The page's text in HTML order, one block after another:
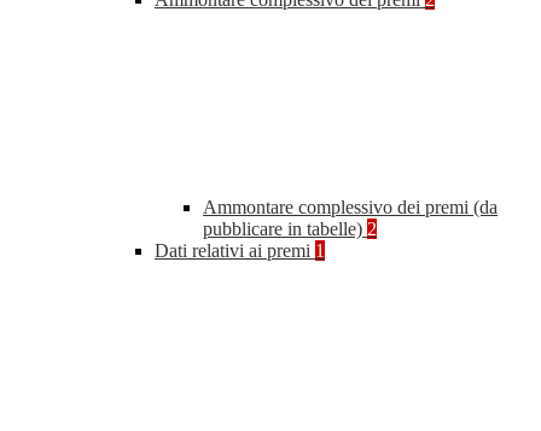
Ammontare complessivo dei premi (da
pubblicare in tabelle) 2
Dati relativi ai premi 1